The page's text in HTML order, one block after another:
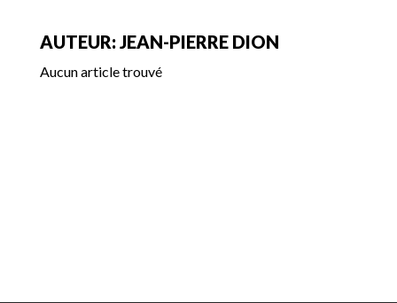
AUTEUR: JEAN-PIERRE DION
Aucun article trouvé